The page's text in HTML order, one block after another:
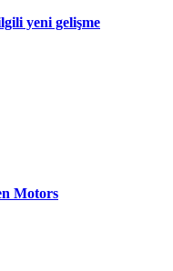
yeni gelişme
Motors